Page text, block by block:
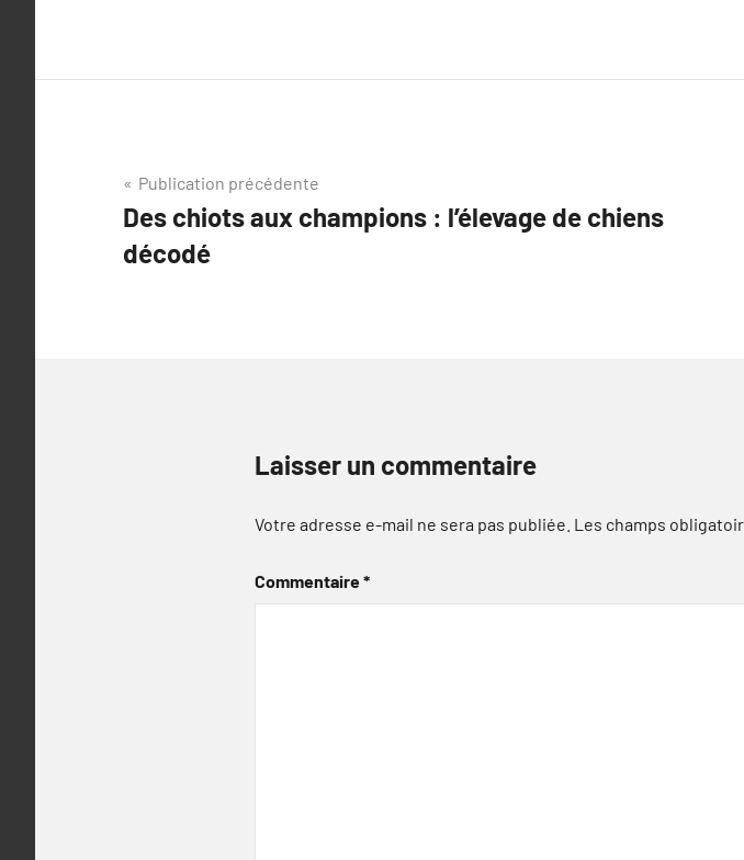
Navigation
de
l’article
Publication précédente
Des chiots aux champions : l’élevage de chiens
décodé
Laisser un commentaire
Votre adresse e-mail ne sera pas publiée. Les champs
Commentaire*